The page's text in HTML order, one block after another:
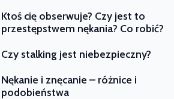
Ktoś cię obserwuje? Czy jest to
przestępstwem nękania? Co robić?
Czy stalking jest niebezpieczny?
Nękanie i znęcanie – różnice i
podobieństwa